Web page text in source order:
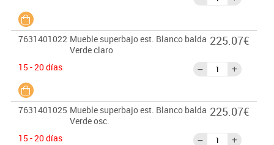
7631401022 Mueble superbajo est. Blanco balda
Verde claro
15 - 20 días
225.07€
7631401025 Mueble superbajo est. Blanco balda
Verde osc.
15 - 20 días
225.07€